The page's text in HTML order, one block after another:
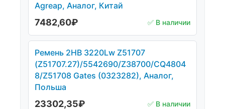
Agreap, Аналог, Китай
7482,60₽ ✅ В наличии
Ремень 2НВ 3220Lw Z51707
(Z51707.27)/5542690/Z38700/CQ4804
8/Z51708 Gates (0323282), Аналог,
Польша
23302,35₽ ✅ В наличии